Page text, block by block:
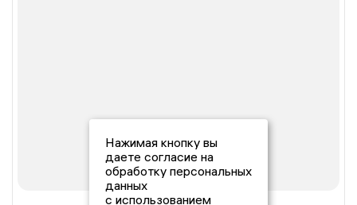
Нажимая кнопку вы
даете согласие на
обработку персональных
данных
с использованием